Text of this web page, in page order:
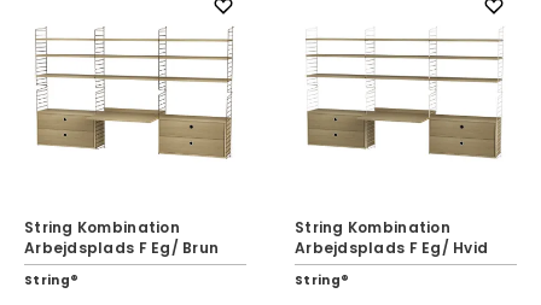
String Kombination
Arbejdsplads F Eg/ Brun
String®
String Kombination
Arbejdsplads F Eg/ Hvid
String®